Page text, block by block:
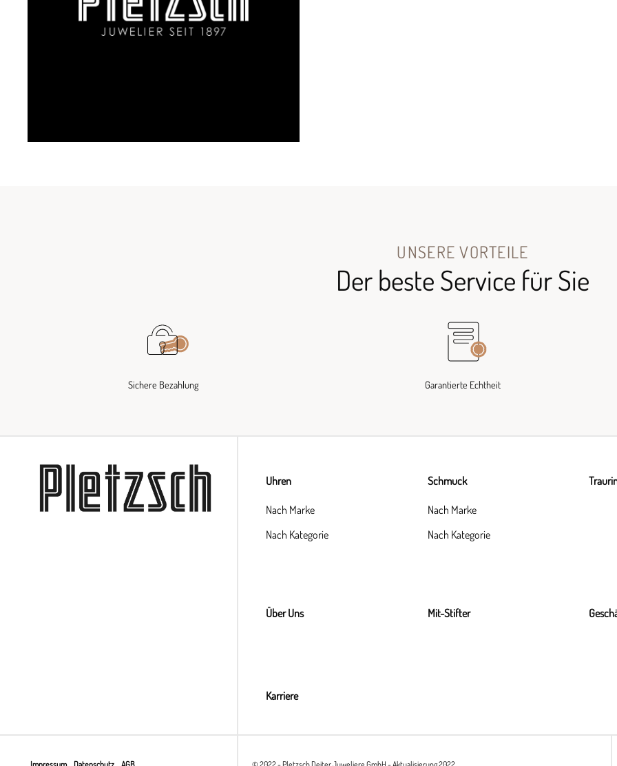
UNSERE VORTEILE
Der beste Service für Sie
Sichere Bezahlung Garantierte Echtheit
Uhren
Nach Marke
Nach Kategorie
Schmuck
Nach Marke
Nach Kategorie
Über Uns Mit-Stifter
Karriere